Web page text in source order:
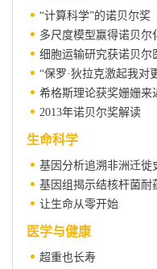
“计算科学”的诺贝尔奖
多尺度模型赢得诺贝尔
细胞运输研究获诺贝尔
希格斯理论获奖姗姗来
2013年诺贝尔奖解读
生命科学
基因分析追溯非洲迁徙
基因组揭示结核杆菌耐
让生命从零开始
医学与健康
超重也长寿